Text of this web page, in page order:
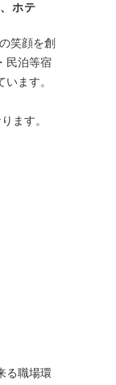
ホテ
笑顔を創
民泊等宿
ます。
ます。
る職場環